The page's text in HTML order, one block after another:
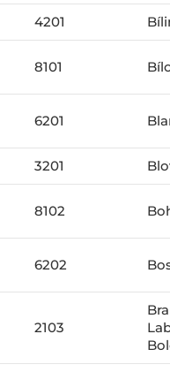
4201
8101
6201
3201
8102
6202
2103